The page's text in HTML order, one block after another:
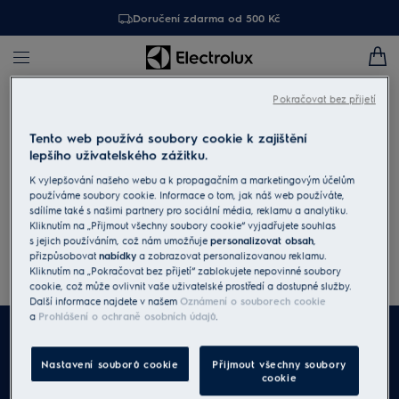
Doručení zdarma od 500 Kč
Pokud hledáte prodejce konkrétního modelu, použijte prosím
tlačítko Najít prodejce na stránce modelu.
Zadejte PSČ / adresu / město:
Vyhledat
Všechny
Tento web používá soubory cookie k zajištění
lepšího uživatelského zážitku.
K vylepšování našeho webu a k propagačním a marketingovým účelům
používáme soubory cookie. Informace o tom, jak náš web používáte,
sdílíme také s našimi partnery pro sociální média, reklamu a analytiku.
Kliknutím na „Přijmout všechny soubory cookie“ vyjadřujete souhlas
s jejich používáním, což nám umožňujepersonalizovat obsah,
přizpůsobovatnabídky a zobrazovat personalizovanou reklamu.
Kliknutím na „Pokračovat bez přijetí“ zablokujete nepovinné soubory
cookie, což může ovlivnit vaše uživatelské prostředí a dostupné služby.
Další informace najdete v našemOznámení o souborech cookie
a Prohlášení o ochraně osobních údajů.
Nastavení souborů cookie
Přijmout všechny soubory
cookie
Pokračovat bez přijetí